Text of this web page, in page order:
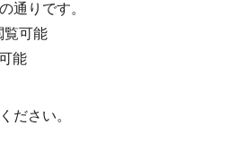
通りです。
覧可能
能
ださい。